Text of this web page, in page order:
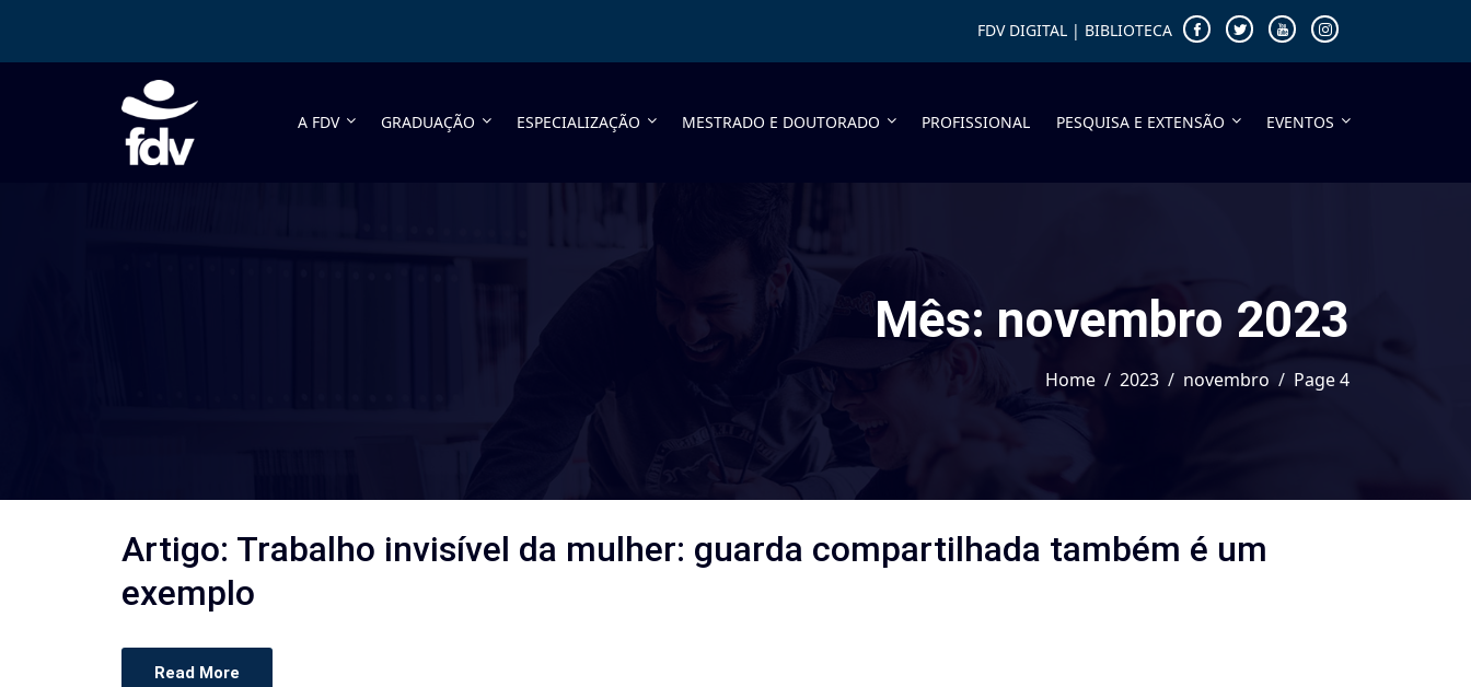
FDV DIGITAL | BIBLIOTECA
A FDV GRADUAÇÃO ESPECIALIZAÇÃO MESTRADO E DOUTORADO PROFISSIONAL PESQUISA E EXTENSÃO EVENTOS
Mês: novembro 2023
Home 2023 novembro Page 4
Artigo: Trabalho invisível da mulher: guarda compartilhada também é um
exemplo
Read More